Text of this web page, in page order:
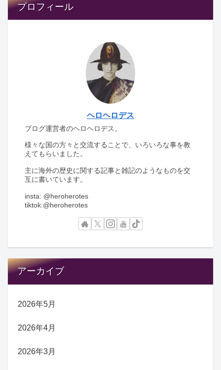
プロフィール
ヘロヘロデス
ブログ運営者のヘロヘロデス。
様々な国の方々と交流することで、いろいろな事を教
えてもらいました。
主に海外の歴史に関する記事と雑記のようなものを交
互に書いています。
insta: @heroherotes
tiktok:@heroherotes
アーカイブ
2026年5月
2026年4月
2026年3月